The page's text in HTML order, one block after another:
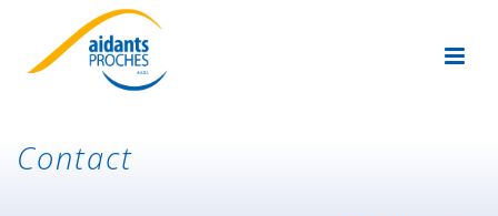
Contact